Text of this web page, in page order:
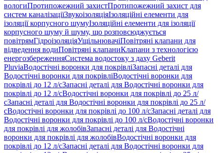
вологиПротипожежний захистПротипожежний захист для
систем каналізаціїЗвукоізоляціяІзоляційні елементи для
ізоляції корпусного шумуІзоляційні елементи для ізоляції
корпусного шуму й шуму, що розповсюджується
повітрямГідроізоляціяУщільнювачіПовітряні клапани для
відведення водиПовітряні клапаниКлапани з технологією
енергозбереженняСистема водостоку з даху Geberit
PluviaВодостічні воронки для покрівліЗапасні деталі для
Водостічні воронки для покрівліВодостічні воронки для
покрівлі до 12 л/сЗапасні деталі для Водостічні воронки для
покрівлі до 12 л/сВодостічні воронки для покрівлі до 25 л/
сЗапасні деталі для Водостічні воронки для покрівлі до 25 л/
сВодостічні воронки для покрівлі до 100 л/сЗапасні деталі для
Водостічні воронки для покрівлі до 100 л/сВодостічні воронки
для покрівлі для жолобівЗапасні деталі для Водостічні
воронки для покрівлі для жолобівВодостічні воронки для
покрівлі до 12 л/сЗапасні деталі для Водостічні воронки для